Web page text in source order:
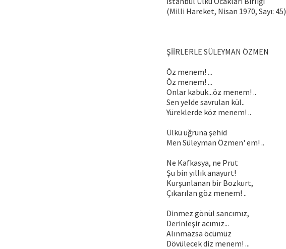
(Milli Hareket, Nisan 1970, Sayı: 45)
ŞİİRLERLE SÜLEYMAN ÖZMEN
Öz menem! ...
Öz menem! ...
Onlar kabuk...öz menem! ..
Sen yelde savrulan kül..
Yüreklerde köz menem! ..
Ülkü uğruna şehid
Men Süleyman Özmen' em! ..
Ne Kafkasya, ne Prut
Şu bin yıllık anayurt!
Kurşunlanan bir Bozkurt,
Çıkarılan göz menem! ..
Dinmez gönül sancımız,
Derinleşir acımız...
Alınmazsa öcümüz
Dövülecek diz menem! ...